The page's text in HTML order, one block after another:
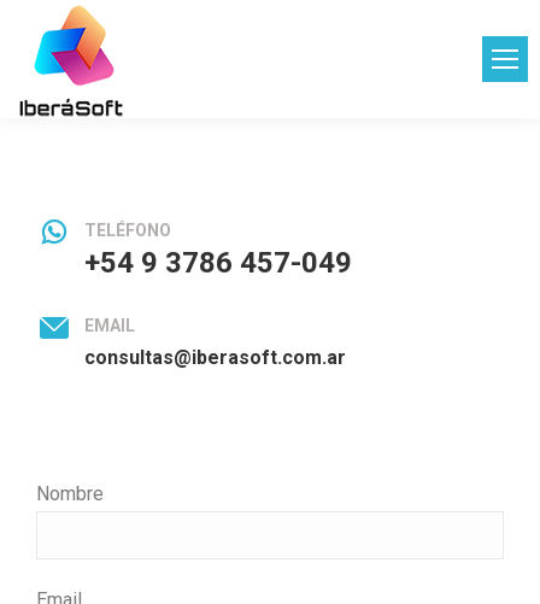
TELÉFONO
+54 9 3786 457-049
EMAIL
consultas@iberasoft.com.ar
Nombre